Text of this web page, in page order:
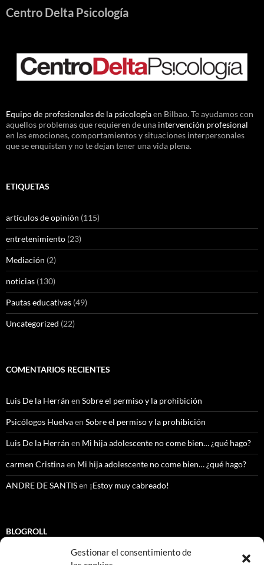
Gestionar el consentimiento de
Centro Delta Psicología
Equipo de profesionales de la psicologíaen Bilbao. Te ayudamos con
aquellos problemas que requieren de una intervención profesional
en las emociones, comportamientos y situaciones interpersonales
que se enquistan y no te dejan tener una vida plena.
ETIQUETAS
artículos de opinión (115)
entretenimiento (23)
Mediación (2)
noticias (130)
Pautas educativas (49)
Uncategorized (22)
COMENTARIOS RECIENTES
Luis De la Herrán en Sobre el permiso y la prohibición
Psicólogos Huelvaen Sobre el permiso y la prohibición
Luis De la Herrán en Mi hija adolescente no come bien… ¿qué hago?
carmen Cristinaen Mi hija adolescente no come bien… ¿qué hago?
ANDRE DE SANTISen ¡Estoy muy cabreado!
BLOGROLL
CEDI Psicología. Granada.